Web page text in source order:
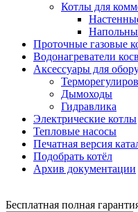
Котлы для
Проточные газовые
Водонагреватели
Аксессуары для
Дымоходы
Гидравлика
Электрические котлы
Тепловые насосы
Печатная версия
Подобрать котёл
Архив документации
Бесплатная полная